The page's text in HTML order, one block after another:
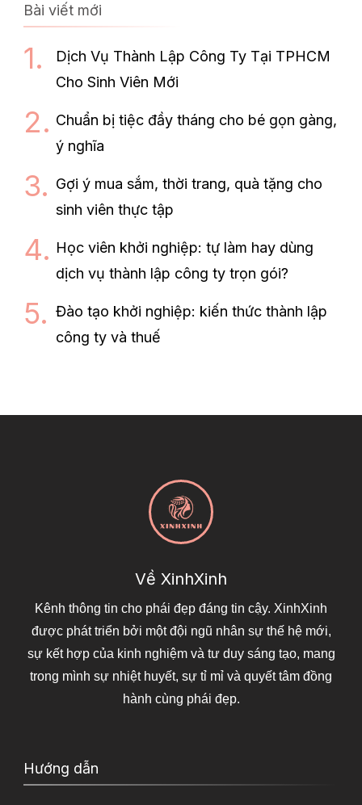
Bài viết mới
Dịch Vụ Thành Lập Công Ty Tại TPHCM
Cho Sinh Viên Mới
Chuẩn bị tiệc đầy tháng cho bé gọn gàng,
ý nghĩa
Gợi ý mua sắm, thời trang, quà tặng cho
sinh viên thực tập
Học viên khởi nghiệp: tự làm hay dùng
dịch vụ thành lập công ty trọn gói?
Đào tạo khởi nghiệp: kiến thức thành lập
công ty và thuế
Về XinhXinh
Kênh thông tin cho phái đẹp đáng tin cậy. XinhXinh
được phát triển bởi một đội ngũ nhân sự thế hệ mới,
sự kết hợp của kinh nghiệm và tư duy sáng tạo, mang
trong mình sự nhiệt huyết, sự tỉ mỉ và quyết tâm đồng
hành cùng phái đẹp.
Hướng dẫn